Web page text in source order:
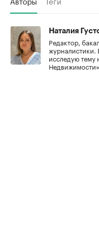
Наталия
Редактор,
журналистики.
исследую тему